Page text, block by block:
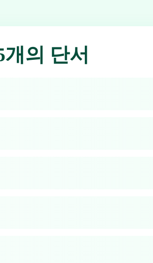
개의 단서